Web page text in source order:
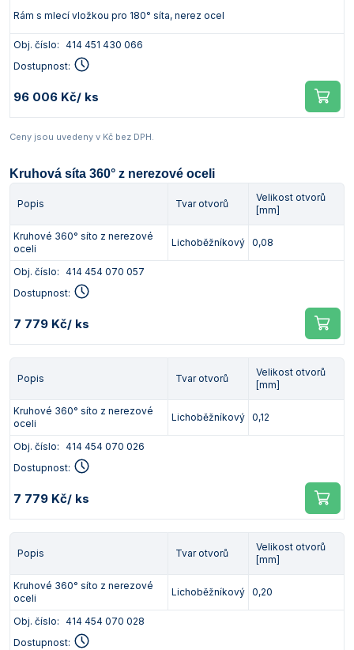
Rám s mlecí vložkou pro 180° síta, nerez ocel
Obj. číslo: 414 451 430 066
Dostupnost:
96 006 Kč/ ks
Ceny jsou uvedeny v Kč bez DPH.
Kruhová síta 360° z nerezové oceli
Popis Tvar otvorů
Velikost otvorů
[mm]
Kruhové 360° síto z nerezové
oceli
Lichoběžníkový 0,08
Obj. číslo: 414 454 070 057
Dostupnost:
7 779 Kč/ ks
Popis Tvar otvorů
Velikost otvorů
[mm]
Kruhové 360° síto z nerezové
oceli
Lichoběžníkový 0,12
Obj. číslo: 414 454 070 026
Dostupnost:
7 779 Kč/ ks
Popis Tvar otvorů
Velikost otvorů
[mm]
Kruhové 360° síto z nerezové
oceli
Lichoběžníkový 0,20
Obj. číslo: 414 454 070 028
Dostupnost: